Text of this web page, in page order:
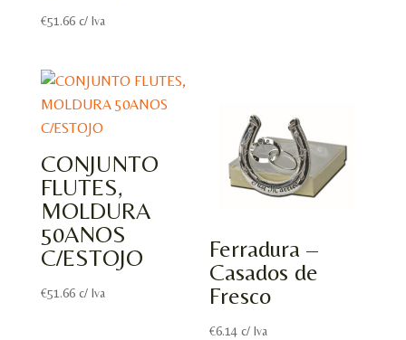
€51.66 c/ Iva
CONJUNTO
FLUTES,
MOLDURA
50ANOS
C/ESTOJO
€51.66 c/ Iva
Ferradura –
Casados de
Fresco
€6.14 c/ Iva